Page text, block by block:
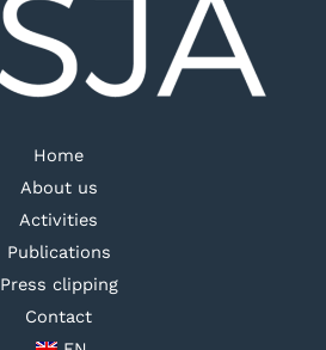
Home
About us
Activities
Publications
Press clipping
Contact